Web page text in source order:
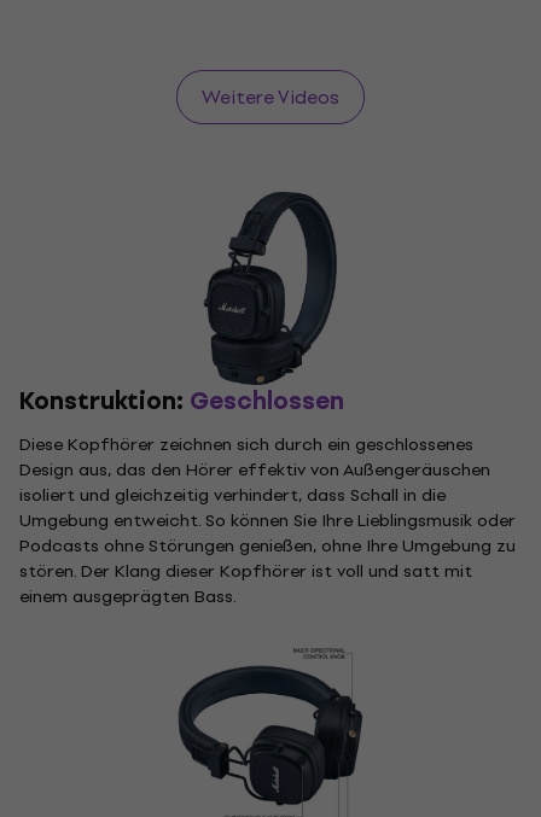
Weitere Videos
Konstruktion: Geschlossen
Diese Kopfhörer zeichnen sich durch ein geschlossenes
Design aus, das den Hörer effektiv von Außengeräuschen
isoliert und gleichzeitig verhindert, dass Schall in die
Umgebung entweicht. So können Sie Ihre Lieblingsmusik oder
Podcasts ohne Störungen genießen, ohne Ihre Umgebung zu
stören. Der Klang dieser Kopfhörer ist voll und satt mit
einem ausgeprägten Bass.